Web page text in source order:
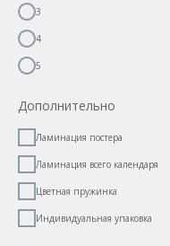
3
4
5
Дополнительно
Ламинация постера
Ламинация всего календаря
Цветная пружинка
Индивидуальная упаковка